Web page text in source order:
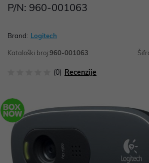
P/N: 960-001063
Brand: Logitech
Kataloški broj:960-001063
(0) Recenzije